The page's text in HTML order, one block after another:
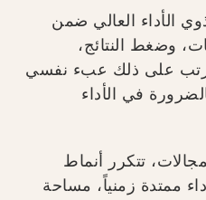
الأداء العالي ضمن
وضغط النتائج،
يترتب على ذلك عبء نفسي
في الأداء
تتكرر أنماط
ممتدة زمنياً، مساحة